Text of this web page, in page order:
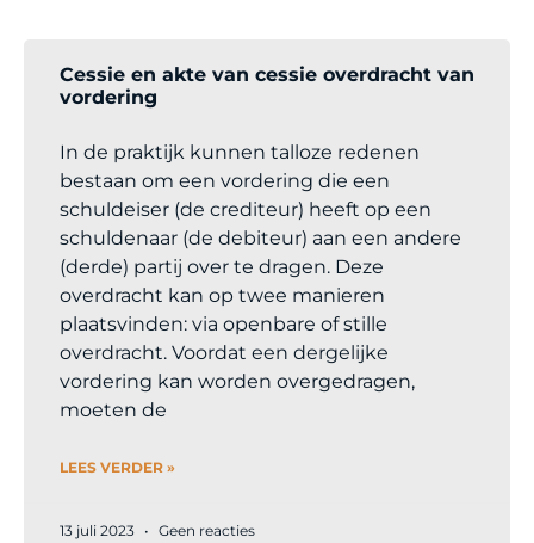
Cessie en akte van cessie overdracht van
vordering
In de praktijk kunnen talloze redenen
bestaan om een vordering die een
schuldeiser (de crediteur) heeft op een
schuldenaar (de debiteur) aan een andere
(derde) partij over te dragen. Deze
overdracht kan op twee manieren
plaatsvinden: via openbare of stille
overdracht. Voordat een dergelijke
vordering kan worden overgedragen,
moeten de
LEES VERDER »
13 juli 2023 Geen reacties